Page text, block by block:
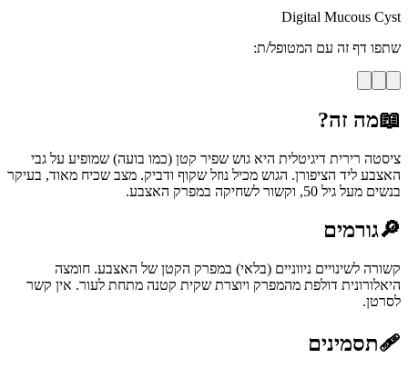
Digital Mucous Cyst
שתפו דף זה עם המטופל/ת:
📖מה זה?
ציסטה רירית דיגיטלית היא גוש שפיר קטן (כמו בועה) שמופיע על גבי
האצבע ליד הציפורן. הגוש מכיל נוזל שקוף ודביק. מצב שכיח מאוד, בעיקר
בנשים מעל גיל 50, וקשור לשחיקה במפרק האצבע.
🔎גורמים
קשורה לשינויים ניווניים (בלאי) במפרק הקטן של האצבע. חומצה
היאלורונית דולפת מהמפרק ויוצרת שקית קטנה מתחת לעור. אין קשר
לסרטן.
🩹תסמינים